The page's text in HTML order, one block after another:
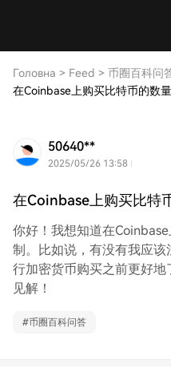
Головна > Feed > 币圈百科问
在Coinbase上购买比特币的数
50640**
2025/05/26 13:58
在Coinbase上购买比特
你好！我想知道在
制。比如说，有没有我应
行加密货币购买之前更好
见解！
#币圈百科问答